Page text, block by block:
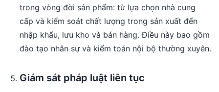
trong vòng đời sản phẩm: từ lựa chọn nhà cung
cấp và kiểm soát chất lượng trong sản xuất đến
nhập khẩu, lưu kho và bán hàng. Điều này bao gồm
đào tạo nhân sự và kiểm toán nội bộ thường xuyên.
Giám sát pháp luật liên tục